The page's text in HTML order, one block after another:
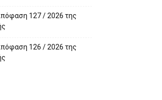
127 / 2026 της
126 / 2026 της